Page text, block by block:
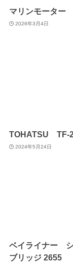
マリンモーター
2026年3月4日
TOHATSU TF-
2024年5月24日
ベイライナー
ブリッジ 2655